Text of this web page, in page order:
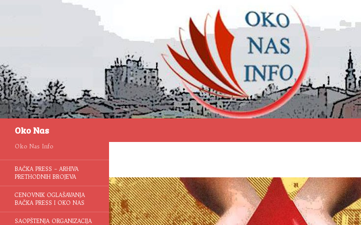
Oko Nas
Oko Nas Info
BAČKA PRESS – ARHIVA
PRETHODNIH BROJEVA
CENOVNIK OGLAŠAVANJA
BAČKA PRESS I OKO NAS
SAOPŠTENJA ORGANIZACIJA